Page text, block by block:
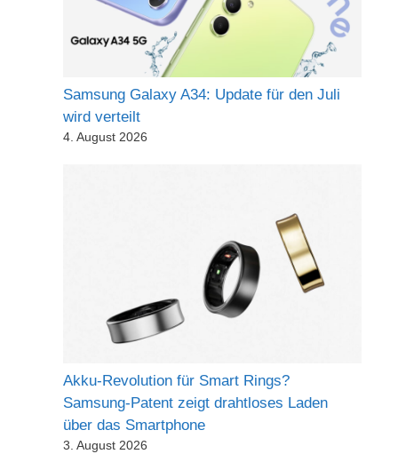
Samsung Galaxy A34: Update für den Juli
wird verteilt
4. August 2026
Akku-Revolution für Smart Rings?
Samsung-Patent zeigt drahtloses Laden
über das Smartphone
3. August 2026